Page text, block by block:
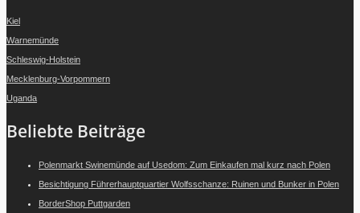
Kiel
Warnemünde
Schleswig-Holstein
Mecklenburg-Vorpommern
Uganda
Beliebte Beiträge
Polenmarkt Swinemünde auf Usedom: Zum Einkaufen mal kurz nach Polen
Besichtigung Führerhauptquartier Wolfsschanze: Ruinen und Bunker in Polen
BorderShop Puttgarden